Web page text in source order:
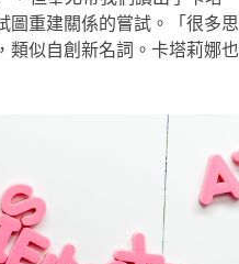
圖重建關係的嘗試。「很多思
類似自創新名詞。卡塔莉娜也